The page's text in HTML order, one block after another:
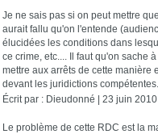
Je ne sais pas si on peut mettre
aurait fallu qu'on l'entende
élucidées les conditions dans
ce crime, etc.... Il faut qu'on sache
mettre aux arrêts de cette manière
devant les juridictions compétentes.
Écrit par : Dieudonné | 23 juin 2010
Le problème de cette RDC est la